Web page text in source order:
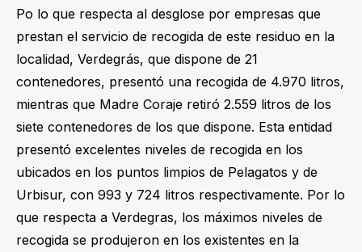
Po lo que respecta al desglose por empresas que
prestan el servicio de recogida de este residuo en la
localidad, Verdegrás, que dispone de 21
contenedores, presentó una recogida de 4.970 litros,
mientras que Madre Coraje retiró 2.559 litros de los
siete contenedores de los que dispone. Esta entidad
presentó excelentes niveles de recogida en los
ubicados en los puntos limpios de Pelagatos y de
Urbisur, con 993 y 724 litros respectivamente. Por lo
que respecta a Verdegras, los máximos niveles de
recogida se produjeron en los existentes en la